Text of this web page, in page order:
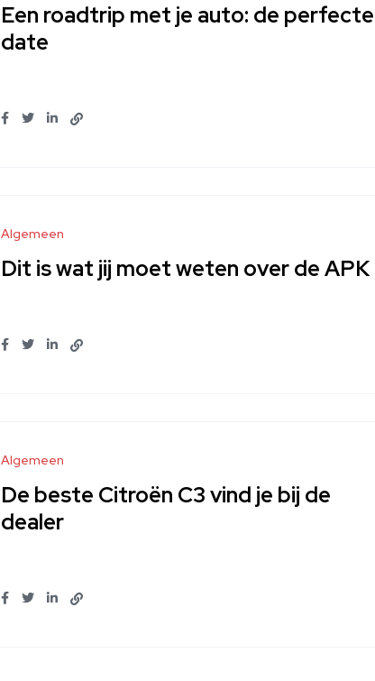
Een roadtrip met je auto: de perfecte
date
Algemeen
Dit is wat jij moet weten over de APK
Algemeen
De beste Citroën C3 vind je bij de
dealer